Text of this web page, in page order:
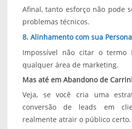
Afinal, tanto esforço não pode
problemas técnicos.
8. Alinhamento com sua Persona
Impossível não citar o termo
qualquer área de marketing.
Mas até em Abandono de
Veja, se você cria uma
conversão de leads em
realmente atrair o público certo.